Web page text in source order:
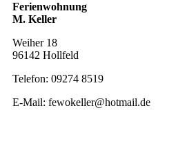
Ferienwohnung
M. Keller
Weiher 18
96142 Hollfeld
Telefon: 09274 8519
E-Mail: fewokeller@hotmail.de